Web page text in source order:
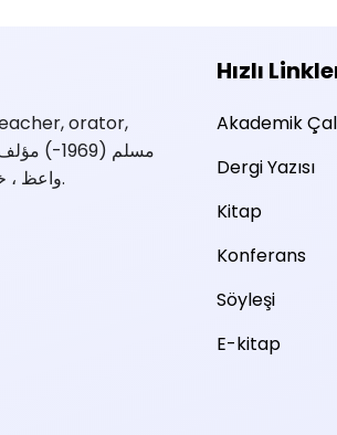
orator,
واعظ ، خطيب ، ناشط في مجال حقوق الإنسان.
Hızlı
Akademik
Dergi Yazısı
Kitap
Konferans
Söyleşi
E-kitap